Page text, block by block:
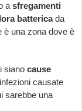
asfregamenti
battericada
è una zona dove è
sianocause
causate
sarebbe una